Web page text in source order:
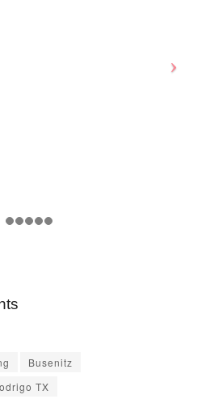
Busenitz
TX